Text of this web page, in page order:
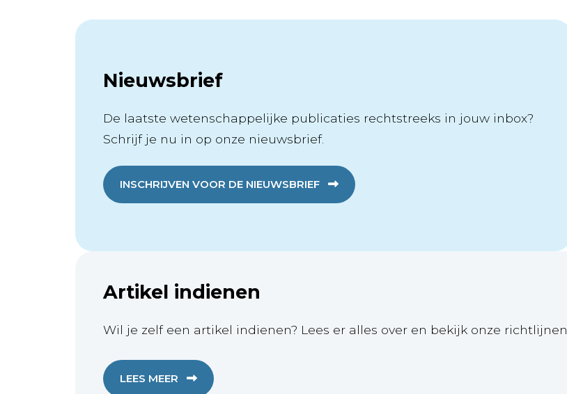
Nieuwsbrief
De laatste wetenschappelijke publicaties rechtstreeks in jouw inbox?
Schrijf je nu in op onze nieuwsbrief.
INSCHRIJVEN VOOR DE NIEUWSBRIEF
Artikel indienen
Wil je zelf een artikel indienen? Lees er alles over en bekijk onze richtlijnen.
LEES MEER